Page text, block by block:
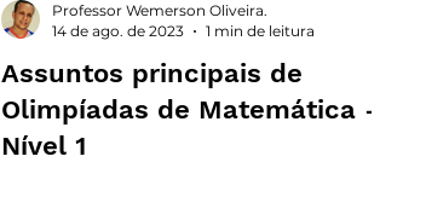
Assuntos principais de
Olimpíadas de Matemática -
Nível 1
Professor Wemerson Oliveira.
14 de ago. de 2023
1 min de leitura